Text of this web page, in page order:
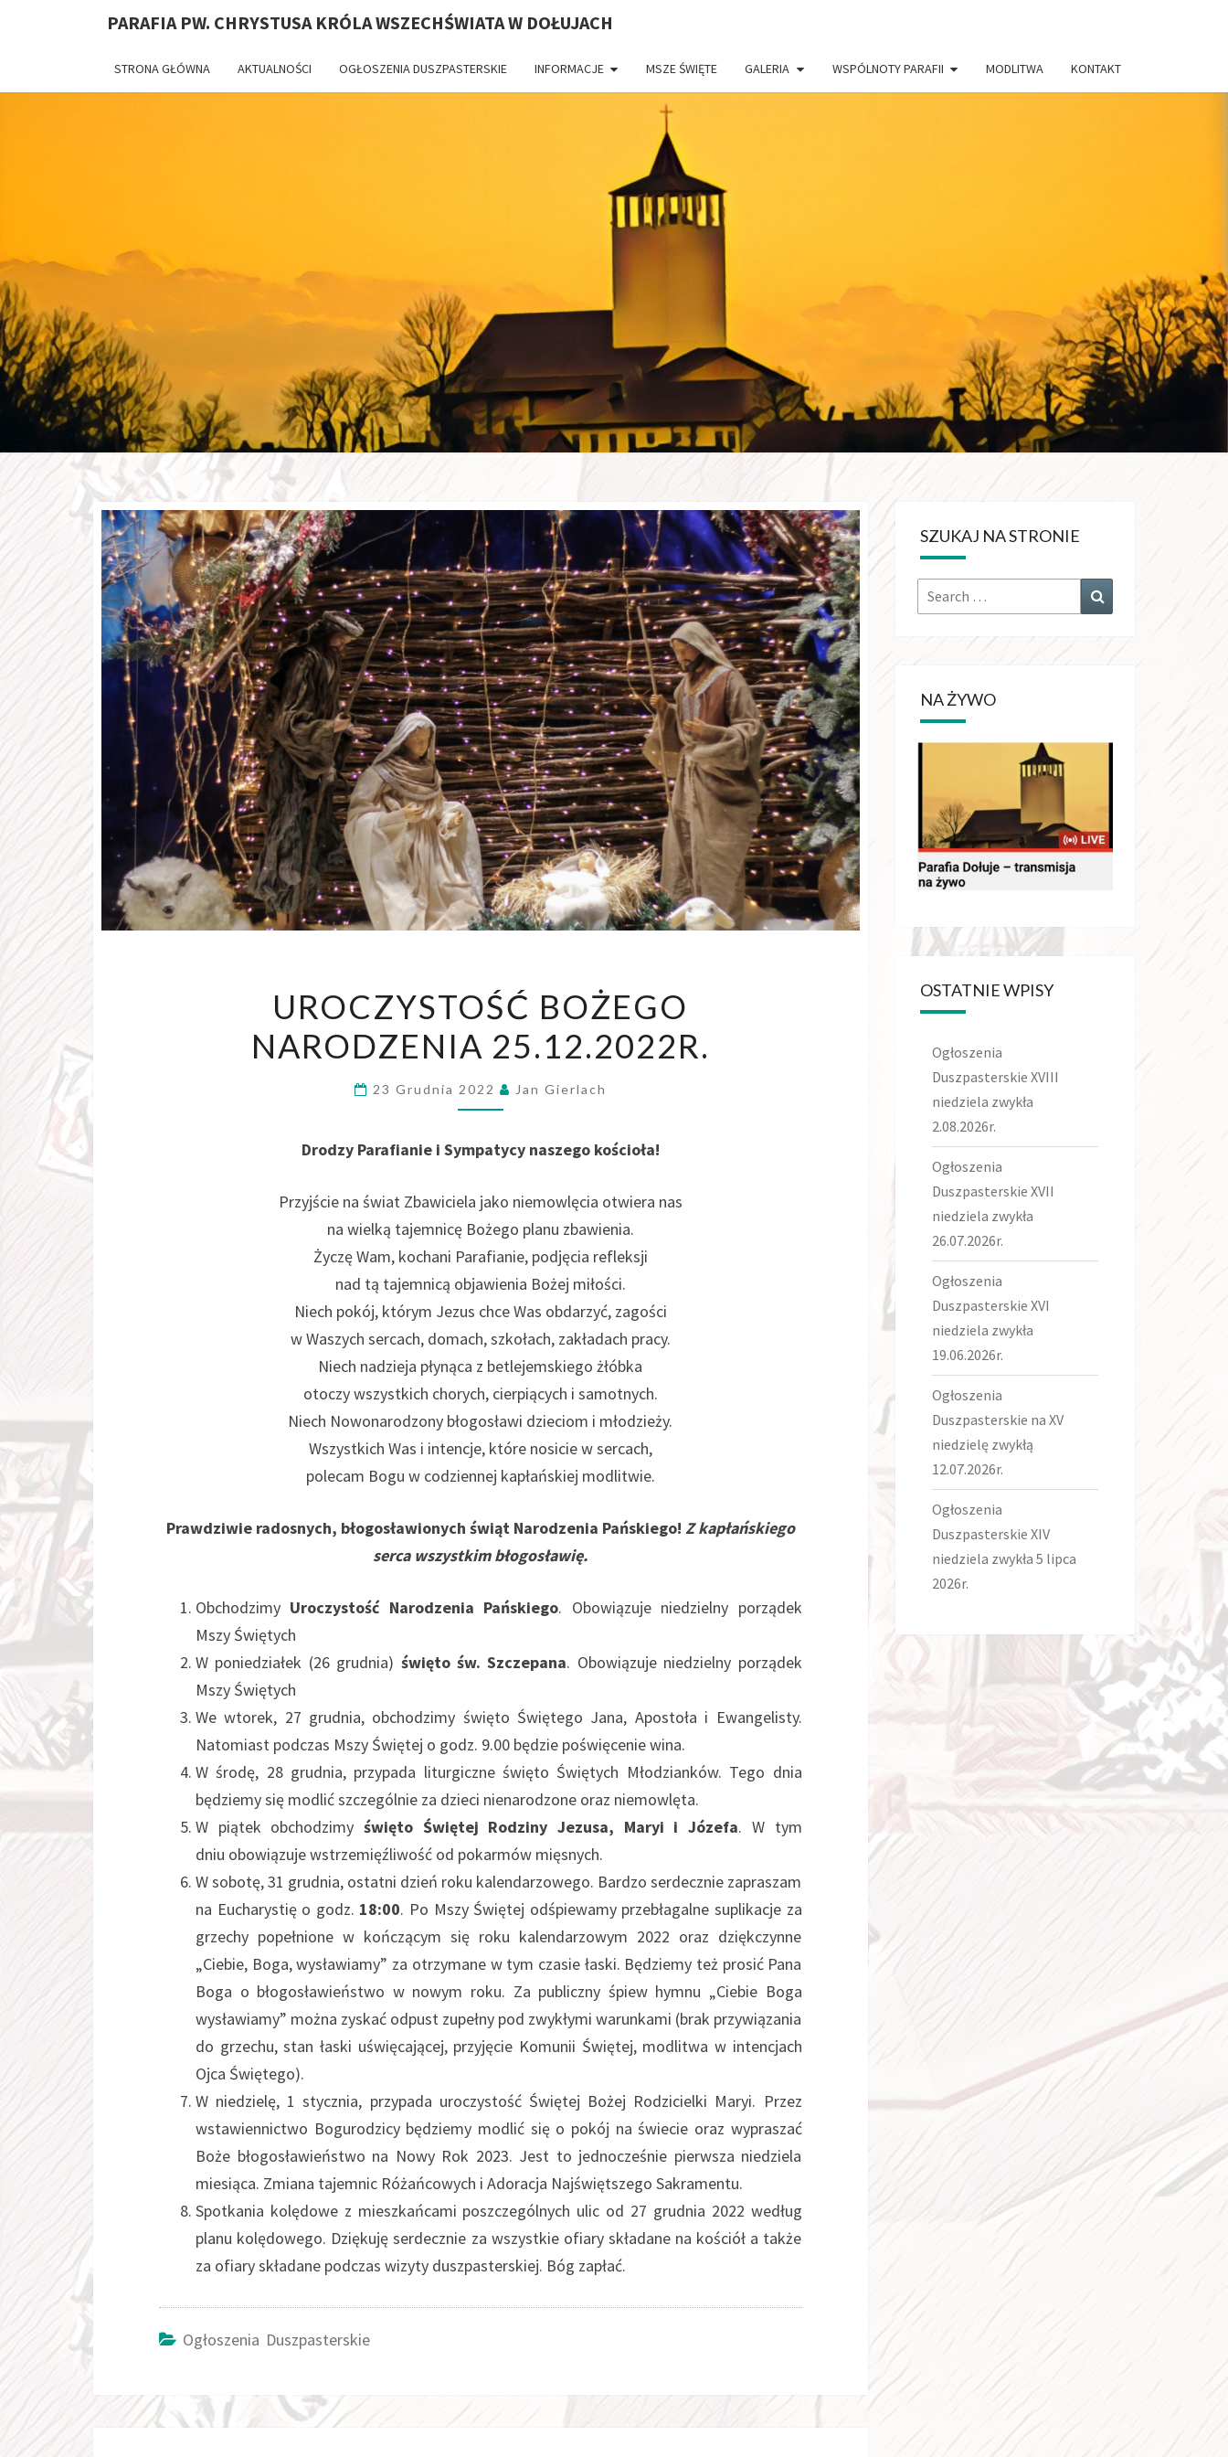
PARAFIA PW. CHRYSTUSA KRÓLA WSZECHŚWIATA W DOŁUJACH
STRONA GŁÓWNA AKTUALNOŚCI OGŁOSZENIA DUSZPASTERSKIE INFORMACJE MSZE ŚWIĘTE GALERIA WSPÓLNOTY PARAFII MODLITWA KONTAKT
PARAFIA PW.
CHRYSTUSA
KRÓLA
WSZECHŚWIATA
W DOŁUJACH
BOŻEGO
NARODZENIA
25.12.2022R.
UROCZYSTOŚĆ BOŻEGO
NARODZENIA 25.12.2022R.
23 Grudnia 2022 Jan Gierlach
Drodzy Parafianie i Sympatycy naszego kościoła!
Przyjście na świat Zbawiciela jako niemowlęcia otwiera nas
na wielką tajemnicę Bożego planu zbawienia.
Życzę Wam, kochani Parafianie, podjęcia refleksji
nad tą tajemnicą objawienia Bożej miłości.
Niech pokój, którym Jezus chce Was obdarzyć, zagości
w Waszych sercach, domach, szkołach, zakładach pracy.
Niech nadzieja płynąca z betlejemskiego żłóbka
otoczy wszystkich chorych, cierpiących i samotnych.
Niech Nowonarodzony błogosławi dzieciom i młodzieży.
Wszystkich Was i intencje, które nosicie w sercach,
polecam Bogu w codziennej kapłańskiej modlitwie.
Prawdziwie radosnych, błogosławionych świąt Narodzenia Pańskiego! Z kapłańskiego
serca wszystkim błogosławię.
Obchodzimy Uroczystość Narodzenia Pańskiego. Obowiązuje niedzielny porządek
Mszy Świętych
W poniedziałek (26 grudnia) święto św. Szczepana. Obowiązuje niedzielny porządek
Mszy Świętych
We wtorek, 27 grudnia, obchodzimy święto Świętego Jana, Apostoła i Ewangelisty.
Natomiast podczas Mszy Świętej o godz. 9.00 będzie poświęcenie wina.
W środę, 28 grudnia, przypada liturgiczne święto Świętych Młodzianków. Tego dnia
będziemy się modlić szczególnie za dzieci nienarodzone oraz niemowlęta.
W piątek obchodzimyświęto Świętej Rodziny Jezusa, Maryi i Józefa. W tym
dniu obowiązuje wstrzemięźliwość od pokarmów mięsnych.
W sobotę, 31 grudnia, ostatni dzień roku kalendarzowego. Bardzo serdecznie zapraszam
na Eucharystię o godz. 18:00. Po Mszy Świętej odśpiewamy przebłagalne suplikacje za
grzechy popełnione w kończącym się roku kalendarzowym 2022 oraz dziękczynne
„Ciebie, Boga, wysławiamy” za otrzymane w tym czasie łaski. Będziemy też prosić Pana
Boga o błogosławieństwo w nowym roku. Za publiczny śpiew hymnu „Ciebie Boga
wysławiamy” można zyskać odpust zupełny pod zwykłymi warunkami (brak przywiązania
do grzechu, stan łaski uświęcającej, przyjęcie Komunii Świętej, modlitwa w intencjach
Ojca Świętego).
W niedzielę, 1 stycznia, przypada uroczystość Świętej Bożej Rodzicielki Maryi. Przez
wstawiennictwo Bogurodzicy będziemy modlić się o pokój na świecie oraz wypraszać
Boże błogosławieństwo na Nowy Rok 2023. Jest to jednocześnie pierwsza niedziela
miesiąca. Zmiana tajemnic Różańcowych i Adoracja Najświętszego Sakramentu.
Spotkania kolędowe z mieszkańcami poszczególnych ulic od 27 grudnia 2022 według
planu kolędowego. Dziękuję serdecznie za wszystkie ofiary składane na kościół a także
za ofiary składane podczas wizyty duszpasterskiej. Bóg zapłać.
Ogłoszenia Duszpasterskie
SZUKAJ NA STRONIE
Search
for:
NA ŻYWO
OSTATNIE WPISY
Ogłoszenia
Duszpasterskie XVIII
niedziela zwykła
2.08.2026r.
Ogłoszenia
Duszpasterskie XVII
niedziela zwykła
26.07.2026r.
Ogłoszenia
Duszpasterskie XVI
niedziela zwykła
19.06.2026r.
Ogłoszenia
Duszpasterskie na XV
niedzielę zwykłą
12.07.2026r.
Ogłoszenia
Duszpasterskie XIV
niedziela zwykła 5 lipca
2026r.